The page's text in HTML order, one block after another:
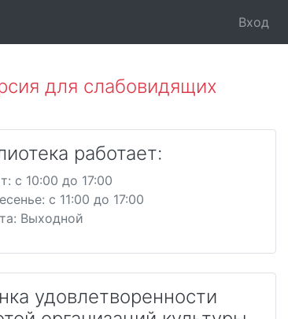
Вход
для слабовидящих
работает:
c 10:00 до 17:00
c 11:00 до 17:00
Выходной
удовлетворенности